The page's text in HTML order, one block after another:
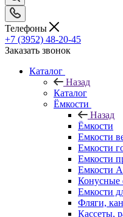
Телефоны
+7 (3952) 48-20-45
Заказать звонок
Каталог
Назад
Каталог
Ёмкости
Назад
Ёмкости
Емкости
Емкости
Емкости
Емкости
Конусные
Емкости
Фляги,
Кассеты,